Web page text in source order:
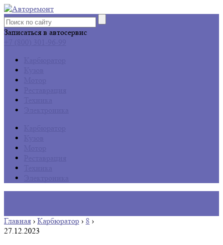
Записаться в автосервис
Главная › Карбюратор › 8 ›
27.12.2023